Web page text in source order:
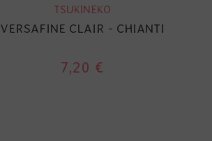
TSUKINEKO
VERSAFINE CLAIR - CHIANTI
7,20 €